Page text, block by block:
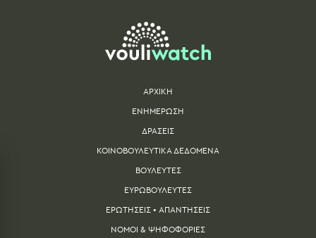
ΑΡΧΙΚΗ
ΕΝΗΜΕΡΩΣΗ
ΔΡΑΣΕΙΣ
ΚΟΙΝΟΒΟΥΛΕΥΤΙΚΑ ΔΕΔΟΜΕΝΑ
ΒΟΥΛΕΥΤΕΣ
ΕΥΡΩΒΟΥΛΕΥΤΕΣ
ΕΡΩΤΗΣΕΙΣ • ΑΠΑΝΤΗΣΕΙΣ
ΝΟΜΟΙ & ΨΗΦΟΦΟΡΙΕΣ